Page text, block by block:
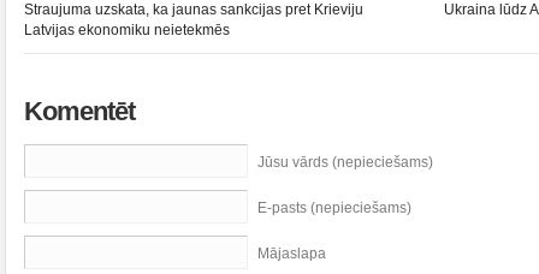
Straujuma uzskata, ka jaunas sankcijas pret Krieviju
Latvijas ekonomiku neietekmēs
Ukraina lūdz
Komentēt
Jūsu vārds (nepieciešams)
E-pasts (nepieciešams)
Mājaslapa